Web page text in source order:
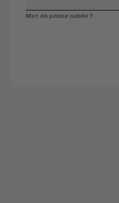
Mot de passe oublié ?